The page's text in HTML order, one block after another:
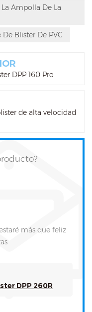
Ampolla De La
Blister De PVC
DPP 160 Pro
de alta velocidad
más que feliz
DPP 260R